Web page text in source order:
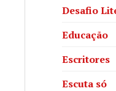
Desafio
Educação
Escritores
Escuta só